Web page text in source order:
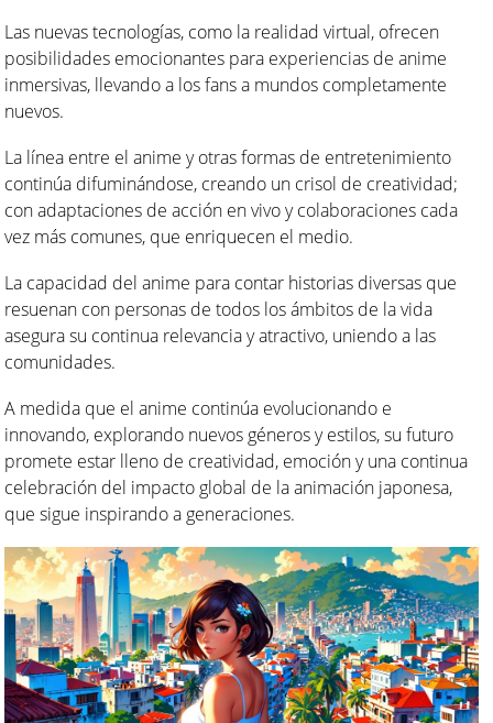
Las nuevas tecnologías, como la realidad virtual, ofrecen
posibilidades emocionantes para experiencias de anime
inmersivas, llevando a los fans a mundos completamente
nuevos.
La línea entre el anime y otras formas de entretenimiento
continúa difuminándose, creando un crisol de creatividad;
con adaptaciones de acción en vivo y colaboraciones cada
vez más comunes, que enriquecen el medio.
La capacidad del anime para contar historias diversas que
resuenan con personas de todos los ámbitos de la vida
asegura su continua relevancia y atractivo, uniendo a las
comunidades.
A medida que el anime continúa evolucionando e
innovando, explorando nuevos géneros y estilos, su futuro
promete estar lleno de creatividad, emoción y una continua
celebración del impacto global de la animación japonesa,
que sigue inspirando a generaciones.